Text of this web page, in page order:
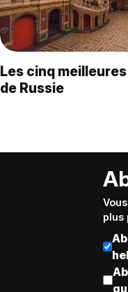
Les cinq
de Russie
plus